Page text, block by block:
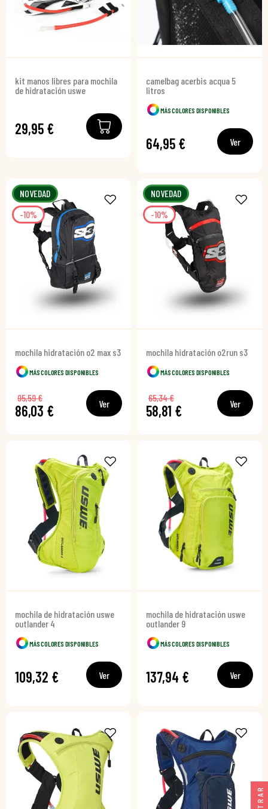
kit manos libres para mochila
de hidratación uswe
29,95 €
camelbag acerbis acqua 5
litros
MÁS COLORES DISPONIBLES
64,95 € Ver
NOVEDAD
-10%
mochila hidratación o2 max s3
MÁS COLORES DISPONIBLES
86,03 €
95,59 € Ver
NOVEDAD
-10%
mochila hidratación o2run s3
MÁS COLORES DISPONIBLES
58,81 €
65,34 € Ver
mochila de hidratación uswe
outlander 4
MÁS COLORES DISPONIBLES
109,32 € Ver
mochila de hidratación uswe
outlander 9
MÁS COLORES DISPONIBLES
137,94 € Ver